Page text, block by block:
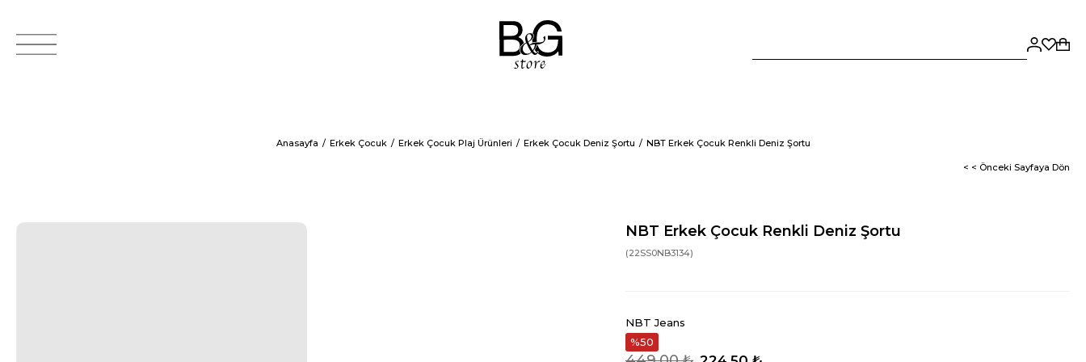
Anasayfa Erkek Çocuk Erkek Çocuk Plaj Ürünleri Erkek Çocuk Deniz Şortu NBT Erkek Çocuk Renkli Deniz Şortu
< < Önceki Sayfaya Dön
NBT Erkek Çocuk Renkli Deniz Şortu
(22SS0NB3134)
NBT Jeans
50